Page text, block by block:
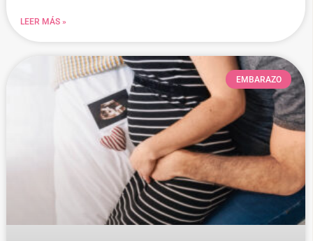
LEER MÁS »
EMBARAZO